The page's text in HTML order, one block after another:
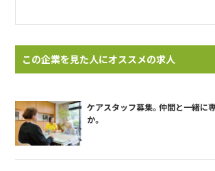
この企業を見た人にオススメの求人
ケアスタッフ募集。仲間と一緒に
か。